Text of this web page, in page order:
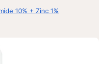
10% + Zinc 1%